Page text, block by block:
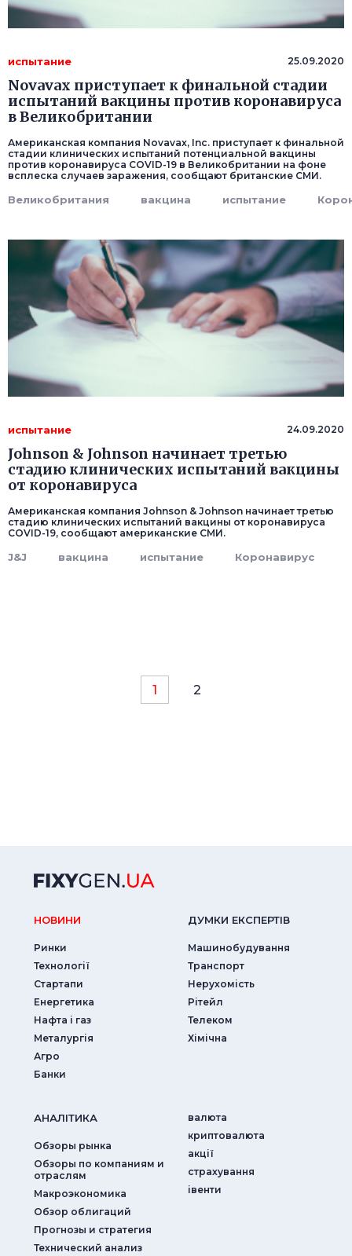
испытание 25.09.2020
Novavax приступает к финальной стадии
испытаний вакцины против коронавируса
в Великобритании
Американская компания Novavax, Inc. приступает к финальной
стадии клинических испытаний потенциальной вакцины
против коронавируса COVID-19 в Великобритании на фоне
всплеска случаев заражения, сообщают британские СМИ.
Великобритания вакцина испытание
испытание 24.09.2020
Johnson & Johnson начинает третью
стадию клинических испытаний вакцины
от коронавируса
Американская компания Johnson & Johnson начинает третью
стадию клинических испытаний вакцины от коронавируса
COVID-19, сообщают американские СМИ.
J&J вакцина испытание Коронавирус
1 2
НОВИНИ
Ринки
Технології
Стартапи
Енергетика
Нафта і газ
Металургія
Агро
Банки
ДУМКИ ЕКСПЕРТIВ
Машинобудування
Транспорт
Нерухомість
Рітейл
Телеком
Хімічна
АНАЛIТИКА
Обзоры рынка
Обзоры по компаниям и
отраслям
Макроэкономика
Обзор облигаций
Прогнозы и стратегия
Технический анализ
валюта
криптовалюта
акції
страхування
iвенти